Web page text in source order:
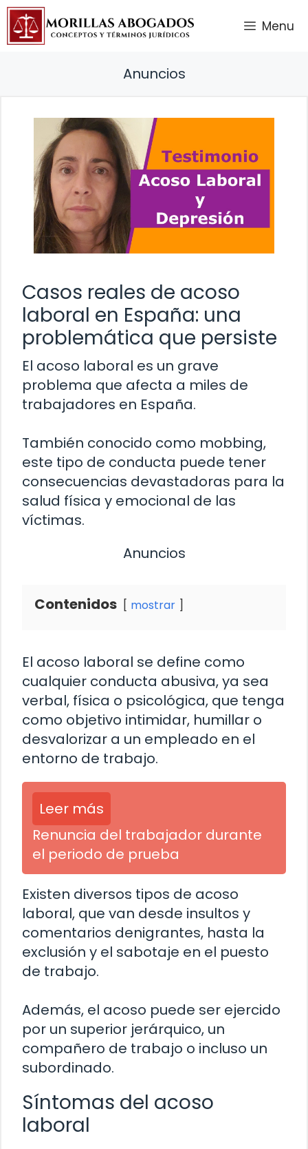
Saltar
contenido
Menu
Anuncios
Casos reales de acoso
laboral en España: una
problemática que persiste
El acoso laboral es un grave
problema que afecta a miles de
trabajadores en España.
También conocido como mobbing,
este tipo de conducta puede tener
consecuencias devastadoras para la
salud física y emocional de las
víctimas.
Anuncios
Contenidos mostrar
El acoso laboral se define como
cualquier conducta abusiva, ya sea
verbal, física o psicológica, que tenga
como objetivo intimidar, humillar o
desvalorizar a un empleado en el
entorno de trabajo.
Leer más
Renuncia del trabajador durante
el periodo de prueba
Existen diversos tipos de acoso
laboral, que van desde insultos y
comentarios denigrantes, hasta la
exclusión y el sabotaje en el puesto
de trabajo.
Además, el acoso puede ser ejercido
por un superior jerárquico, un
compañero de trabajo o incluso un
subordinado.
Síntomas del acoso
laboral